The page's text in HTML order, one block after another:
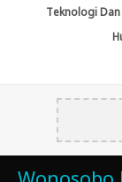
Teknologi